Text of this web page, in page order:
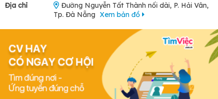
Địa chỉ
Đường Nguyễn Tất Thành nối dài, P. Hải Vân,
Tp. Đà Nẵng Xem bản đồ